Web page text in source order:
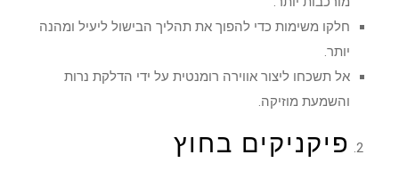
חלקו משימות כדי להפוך את תהליך הבישול ליעיל ומהנה
יותר.
אל תשכחו ליצור אווירה רומנטית על ידי הדלקת נרות
והשמעת מוזיקה.
פיקניקים בחוץ